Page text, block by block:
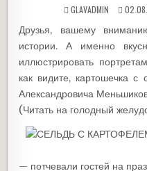
GLAVADMIN
Друзья, вашему
истории. А именно
иллюстрировать
как видите, картошечка
Александровича
(Читать на голодный
— потчевали гостей на